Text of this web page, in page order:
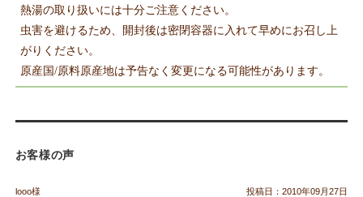
熱湯の取り扱いには十分ご注意ください。
虫害を避けるため、開封後は密閉容器に入れて早めにお召し上
がりください。
原産国/原料原産地は予告なく変更になる可能性があります。
お客様の声
looo様 投稿日： 2010年09月27日